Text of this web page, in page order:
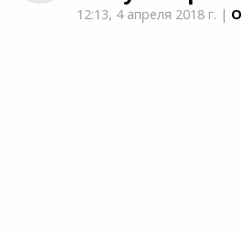
12:13, 4 апреля 2018 г. |